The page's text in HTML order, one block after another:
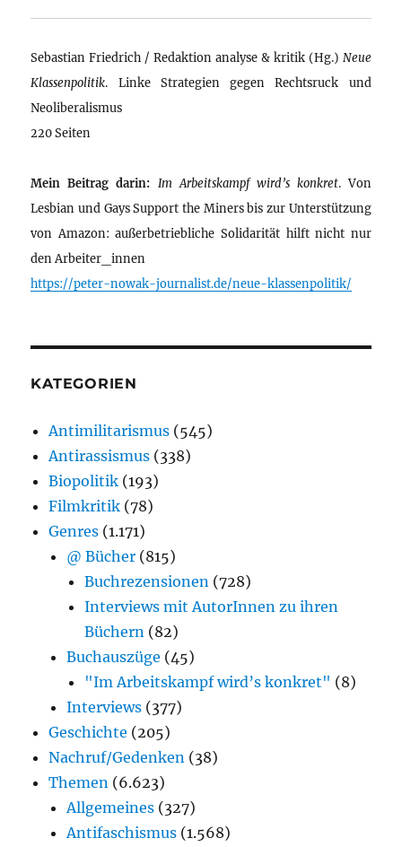
Sebastian Friedrich / Redaktion analyse & kritik (Hg.) Neue
Klassenpolitik. Linke Strategien gegen Rechtsruck und
Neoliberalismus
220 Seiten
Mein Beitrag darin: Im Arbeitskampf wird’s konkret. Von
Lesbian und Gays Support the Miners bis zur Unterstützung
von Amazon: außerbetriebliche Solidarität hilft nicht nur
den Arbeiter_innen
https://peter-nowak-journalist.de/neue-klassenpolitik/
KATEGORIEN
Antimilitarismus (545)
Antirassismus (338)
Biopolitik (193)
Filmkritik (78)
Genres (1.171)
@ Bücher (815)
Buchrezensionen (728)
Interviews mit AutorInnen zu ihren
Büchern (82)
Buchauszüge (45)
"Im Arbeitskampf wird’s konkret" (8)
Interviews (377)
Geschichte (205)
Nachruf/Gedenken (38)
Themen (6.623)
Allgemeines (327)
Antifaschismus (1.568)